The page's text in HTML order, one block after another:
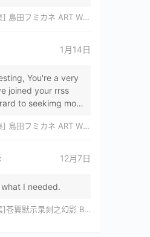
ART WORKS EXTRA Luminous Witches[DL]
1月14日
You're a very
joined your rrss
to seekimg mor
ART WORKS EXTRA Luminous Witches[DL]
12月7日
I needed.
BLAZBLUE CHRONOPHANTASMA 公式設定資料集II